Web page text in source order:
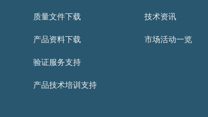
质量文件下载
产品资料下载
验证服务支持
产品技术培训支持
技术资讯
市场活动一览